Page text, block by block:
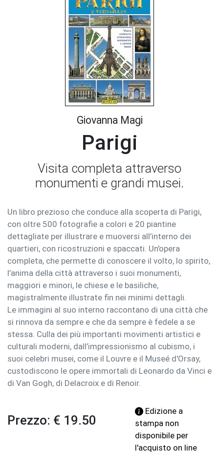
Giovanna Magi
Parigi
Visita completa attraverso
monumenti e grandi musei.
Un libro prezioso che conduce alla scoperta di Parigi,
con oltre 500 fotografie a colori e 20 piantine
dettagliate per illustrare e muoversi all’interno dei
quartieri, con ricostruzioni e spaccati. Un'opera
completa, che permette di conoscere il volto, lo spirito,
l’anima della città attraverso i suoi monumenti,
maggiori e minori, le chiese e le basiliche,
magistralmente illustrate fin nei minimi dettagli.
Le immagini al suo interno raccontano di una città che
si rinnova da sempre e che da sempre è fedele a se
stessa. Culla dei più importanti movimenti artistici e
culturali moderni, dall’impressionismo al cubismo, i
suoi celebri musei, come il Louvre e il Museé d'Orsay,
custodiscono le opere immortali di Leonardo da Vinci e
di Van Gogh, di Delacroix e di Renoir.
Prezzo: € 19.50
Edizione a
stampa non
disponibile per
l'acquisto on line